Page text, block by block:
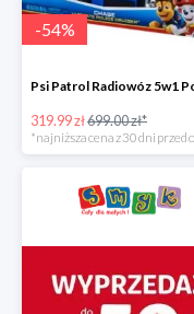
-54%
319.99 zł699.00 zł*